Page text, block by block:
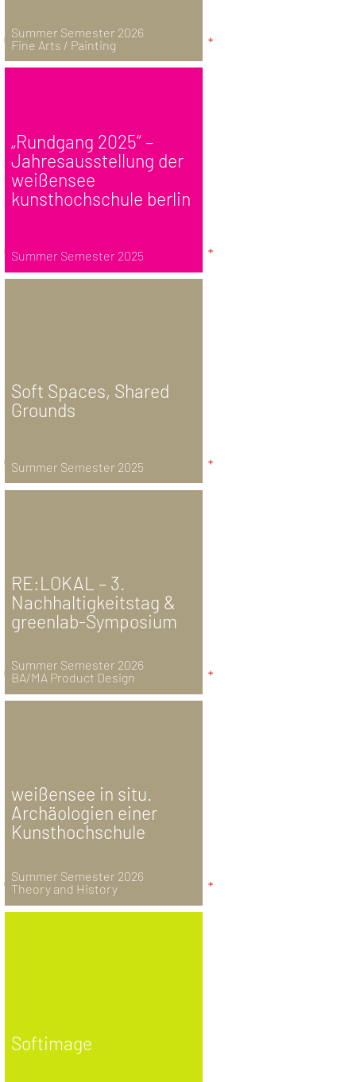
Summer Semester 2026
Fine Arts / Painting
„Rundgang 2025“ –
Jahresausstellung der
weißensee
kunsthochschule berlin
Summer Semester 2025
Soft Spaces, Shared
Grounds
Summer Semester 2025
RE:LOKAL – 3.
Nachhaltigkeitstag &
greenlab-Symposium
Summer Semester 2026
BA/MA Product Design
weißensee in situ.
Archäologien einer
Kunsthochschule
Summer Semester 2026
Theory and History
Softimage